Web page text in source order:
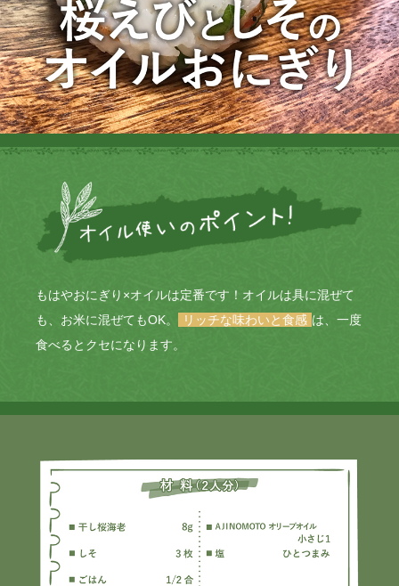
もはやおにぎり×オイルは定番です！オイルは具に混ぜて
も、お米に混ぜてもOK。
リッチな味わいと食感 は、一度
食べるとクセになります。